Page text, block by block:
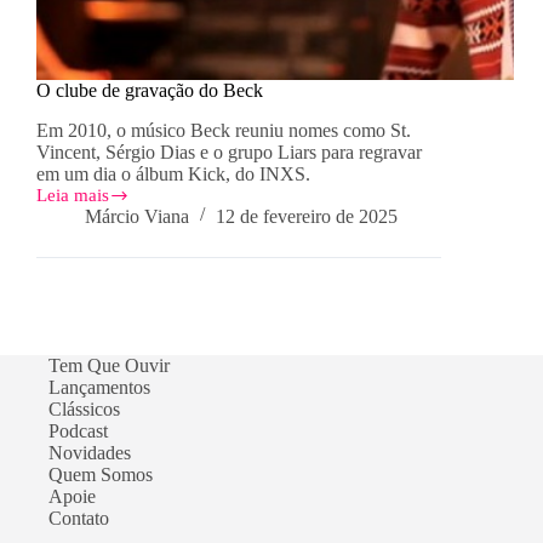
O clube de gravação do Beck
Em 2010, o músico Beck reuniu nomes como St.
Vincent, Sérgio Dias e o grupo Liars para regravar
em um dia o álbum Kick, do INXS.
Leia mais
O
Márcio Viana 12 de fevereiro de 2025
Tem Que Ouvir
Lançamentos
Clássicos
Podcast
Novidades
Quem Somos
Apoie
Contato